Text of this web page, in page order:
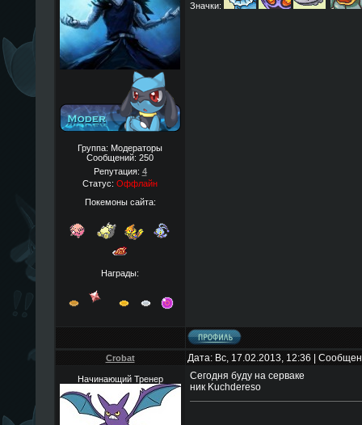
Группа: Модераторы
Сообщений: 250
Репутация: 4
Статус: Оффлайн
Покемоны сайта:
Награды:
Значки:
Crobat Дата: Вс, 17.02.2013, 12:36 |
Начинающий Тренер
Сегодня буду на серваке
ник Kuchdereso